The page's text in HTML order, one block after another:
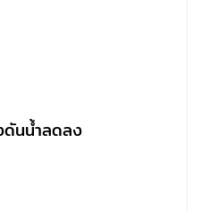
ดันน้ำลดลง